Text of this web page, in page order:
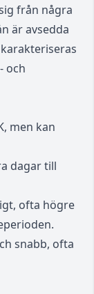
från några
är avsedda
och
men kan
dagar till
ofta högre
snabb, ofta